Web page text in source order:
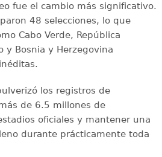
fue el cambio más significativo.
48 selecciones, lo que
Cabo Verde, República
y Bosnia y Herzegovina
los registros de
de 6.5 millones de
oficiales y mantener una
durante prácticamente toda